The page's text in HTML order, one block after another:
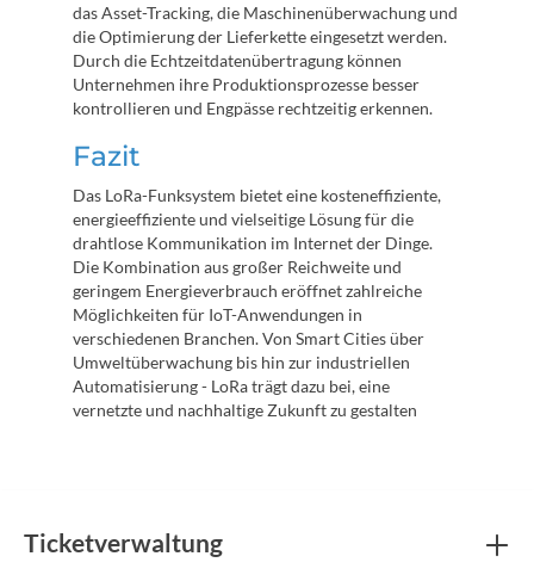
das Asset-Tracking, die Maschinenüberwachung und
die Optimierung der Lieferkette eingesetzt werden.
Durch die Echtzeitdatenübertragung können
Unternehmen ihre Produktionsprozesse besser
kontrollieren und Engpässe rechtzeitig erkennen.
Fazit
Das LoRa-Funksystem bietet eine kosteneffiziente,
energieeffiziente und vielseitige Lösung für die
drahtlose Kommunikation im Internet der Dinge.
Die Kombination aus großer Reichweite und
geringem Energieverbrauch eröffnet zahlreiche
Möglichkeiten für IoT-Anwendungen in
verschiedenen Branchen. Von Smart Cities über
Umweltüberwachung bis hin zur industriellen
Automatisierung - LoRa trägt dazu bei, eine
vernetzte und nachhaltige Zukunft zu gestalten
Ticketverwaltung